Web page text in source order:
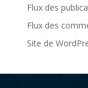
Flux des
Flux des
Site de